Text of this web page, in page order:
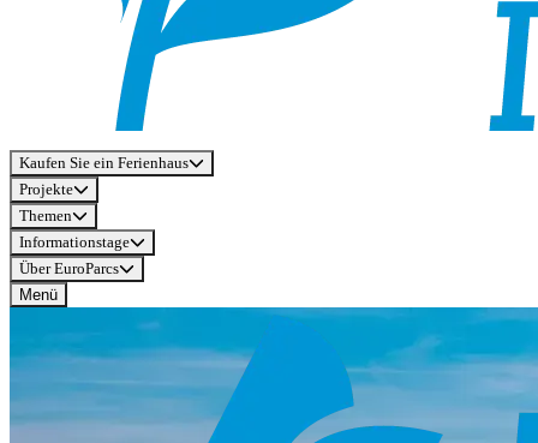
Kaufen Sie ein Ferienhaus
Projekte
Themen
Informationstage
Über EuroParcs
Menü